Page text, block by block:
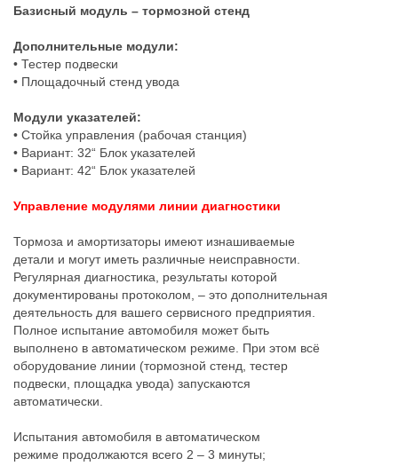
Базисный модуль – тормозной стенд
Дополнительные модули:
• Тестер подвески
• Площадочный стенд увода
Модули указателей:
• Стойка управления (рабочая станция)
• Вариант: 32“ Блок указателей
• Вариант: 42“ Блок указателей
Управление модулями линии диагностики
Тормоза и амортизаторы имеют изнашиваемые
детали и могут иметь различные неисправности.
Регулярная диагностика, результаты которой
документированы протоколом, – это дополнительная
деятельность для вашего сервисного предприятия.
Полное испытание автомобиля может быть
выполнено в автоматическом режиме. При этом всё
оборудование линии (тормозной стенд, тестер
подвески, площадка увода) запускаются
автоматически.
Испытания автомобиля в автоматическом
режиме продолжаются всего 2 – 3 минуты;